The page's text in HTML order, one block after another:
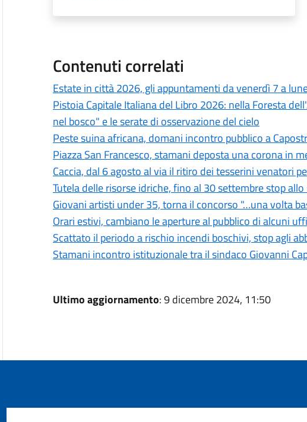
Contenuti correlati
Estate in città 2026, gli appuntamenti da venerdì 7 a
Pistoia Capitale Italiana del Libro 2026: nella Foresta
nel bosco" e le serate di osservazione del cielo
Peste suina africana, domani incontro pubblico a
Piazza San Francesco, stamani deposta una corona in
Caccia, dal 6 agosto al via il ritiro dei tesserini venatori
Tutela delle risorse idriche, fino al 30 settembre stop
Giovani artisti under 35, torna il concorso "…una volta
Orari estivi, cambiano le aperture al pubblico di alcuni
Scattato il periodo a rischio incendi boschivi, stop agli
Stamani incontro istituzionale tra il sindaco Giovanni
Ultimo aggiornamento: 9 dicembre 2024, 11:50